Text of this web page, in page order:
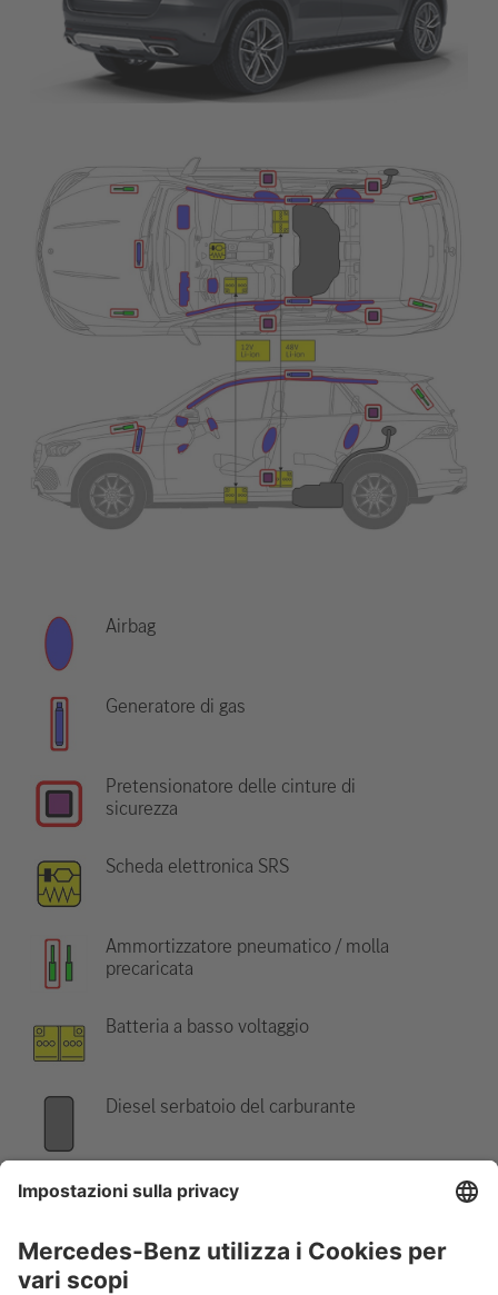
Airbag
Generatore di gas
Pretensionatore delle cinture di
sicurezza
Scheda elettronica SRS
Ammortizzatore pneumatico / molla
precaricata
Batteria a basso voltaggio
Diesel serbatoio del carburante
Nota:Ulteriori informazioni sono disponibili nelle nostre linee